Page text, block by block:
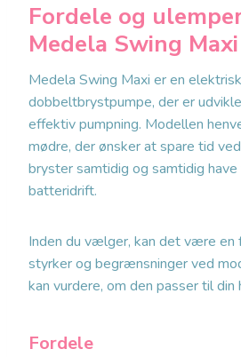
Fordele og
Medela Swing Maxi
Medela Swing Maxi er en elektrisk
dobbeltbrystpumpe, der er
effektiv pumpning. Modellen
mødre, der ønsker at spare tid
bryster samtidig og samtidig
batteridrift.
Inden du vælger, kan det være en
styrker og begrænsninger ved
kan vurdere, om den passer til din
Fordele